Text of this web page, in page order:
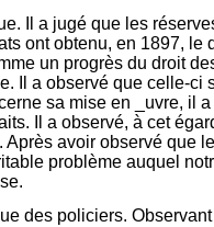
Il a jugé que les
ont obtenu, en 1897, le
un progrès du droit
Il a observé que celle-ci
sa mise en _uvre, il a
Il a observé, à cet
avoir observé que
problème auquel
des policiers.